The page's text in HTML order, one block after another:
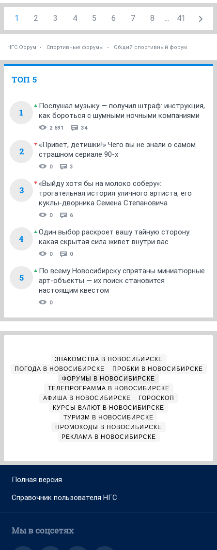
1 2 3 4 5 6 7 8 ... 41
НГС.Форум Спортивные форумы Общий спортивный форум
ТОП 5
1
Послушал музыку — получил штраф: инструкция,
как бороться с шумными ночными компаниями
2 691 34
2
«Привет, детишки!» Чего вы не знали о самом
страшном сериале 90-х
0 3
3
«Выйду хотя бы на молоко соберу»:
трогательная история уличного артиста, его
куклы-дворника Семена Степановича
0 6
4
Один выбор раскроет вашу тайную сторону:
какая скрытая сила живет внутри вас
0 0
5
По всему Новосибирску спрятаны миниатюрные
арт-объекты — их поиск становится
настоящим квестом
0
ЗНАКОМСТВА В НОВОСИБИРСКЕ
ПОГОДА В НОВОСИБИРСКЕ
ПРОБКИ В НОВОСИБИРСКЕ
ФОРУМЫ В НОВОСИБИРСКЕ
ТЕЛЕПРОГРАММА В НОВОСИБИРСКЕ
АФИША В НОВОСИБИРСКЕ
ГОРОСКОП
КУРСЫ ВАЛЮТ В НОВОСИБИРСКЕ
ТУРИЗМ В НОВОСИБИРСКЕ
ПРОМОКОДЫ В НОВОСИБИРСКЕ
РЕКЛАМА В НОВОСИБИРСКЕ
Полная версия
Справочник пользователя НГС
Мы в соцсетях